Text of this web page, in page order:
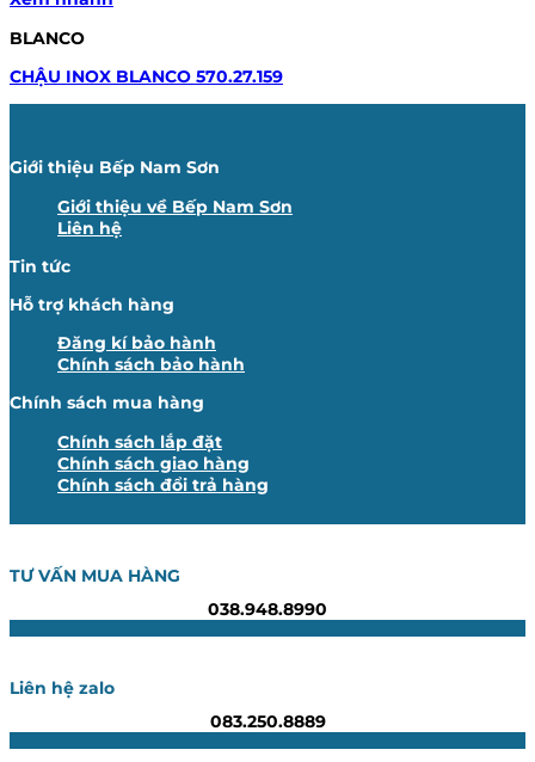
BLANCO
CHẬU INOX BLANCO 570.27.159
Giới thiệu Bếp Nam Sơn
Giới thiệu về Bếp Nam Sơn
Liên hệ
Tin tức
Hỗ trợ khách hàng
Đăng kí bảo hành
Chính sách bảo hành
Chính sách mua hàng
Chính sách lắp đặt
Chính sách giao hàng
Chính sách đổi trả hàng
TƯ VẤN MUA HÀNG
038.948.8990
Liên hệ zalo
083.250.8889